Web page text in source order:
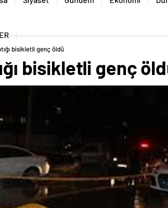
bisikletli genç öldü
bisikletli genç